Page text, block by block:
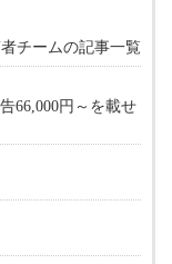
チームの記事一覧
66,000円～を載せ